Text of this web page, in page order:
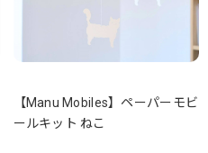
【Manu Mobiles】ペーパーモビ
ールキット ねこ